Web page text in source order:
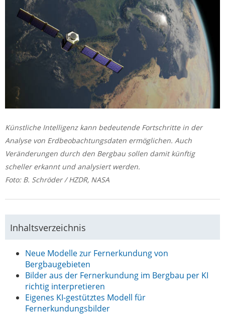
Künstliche Intelligenz kann bedeutende Fortschritte in der
Analyse von Erdbeobachtungsdaten ermöglichen. Auch
Veränderungen durch den Bergbau sollen damit künftig
scheller erkannt und analysiert werden.
Foto: B. Schröder / HZDR, NASA
Inhaltsverzeichnis
Neue Modelle zur Fernerkundung von
Bergbaugebieten
Bilder aus der Fernerkundung im Bergbau per KI
richtig interpretieren
Eigenes KI-gestütztes Modell für
Fernerkundungsbilder